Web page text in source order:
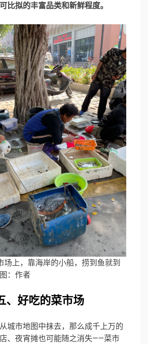
比拟的丰富品类和新鲜程度。
场上，靠海岸的小船，捞到鱼就到
：作者
、好吃的菜市场
城市地图中抹去，那么成千上万的
、夜宵摊也可能随之消失——菜市